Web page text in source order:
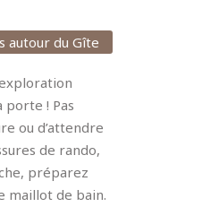
autour du Gîte
porte ! Pas
ou d’attendre
de rando,
préparez
maillot de bain.